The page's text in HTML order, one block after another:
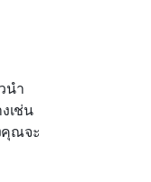
นำ
เช่น
คุณจะ